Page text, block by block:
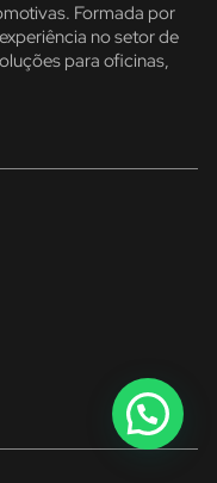
Formada por
no setor de
para oficinas,